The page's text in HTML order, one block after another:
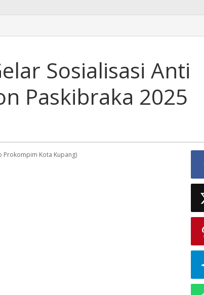
Sosialisasi Anti
Paskibraka 2025
Prokompim Kota Kupang)